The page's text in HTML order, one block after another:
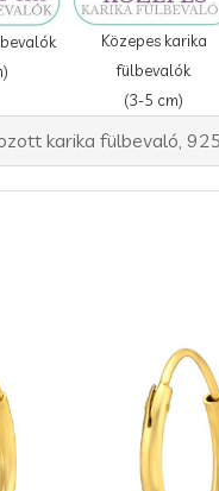
Közepes karika
fülbevalók
(3-5 cm)
karika fülbevaló,